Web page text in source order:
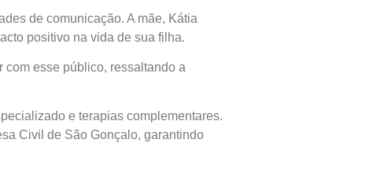
de comunicação. A mãe, Kátia
positivo na vida de sua filha.
esse público, ressaltando a
e terapias complementares.
Civil de São Gonçalo, garantindo